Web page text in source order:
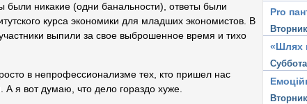
были никакие (одни банальности), ответы были
курса экономики для младших экономистов. В
выпили за свое выброшенное время и тихо
в непрофессионализме тех, кто пришел нас
А я вот думаю, что дело гораздо хуже.
Pro
«Шлях